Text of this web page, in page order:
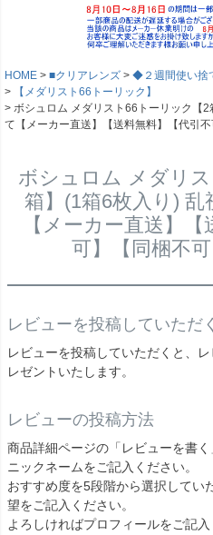
HOME ■クリアレンズ ◆２週間使い捨
【メダリスト66トーリック】
ボシュロム メダリスト66トーリック【
て【メーカー直送】【送料無料】【代引
ボシュロム メダリ
箱】(1箱6枚入り) 乱
【メーカー直送】
可】【同梱不
レビューを投稿していただ
レビューを投稿していただくと、
レゼントいたします。
レビューの投稿方法
商品詳細ページの「レビューを書く
ニックネームをご記入ください。
おすすめ度を5段階から選択してい
望をご記入ください。
よろしければプロフィールをご記入